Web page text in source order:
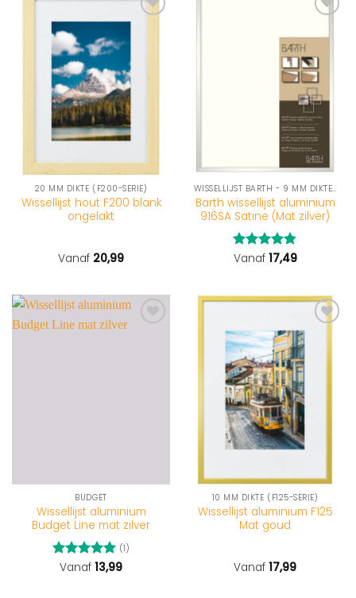
20 MM DIKTE (F200-SERIE)
Wissellijst hout F200 blank
ongelakt
Vanaf 20,99
WISSELLIJST BARTH - 9 MM DIKTE (916-SERIE)
Barth wissellijst aluminium
916SA Satine (Mat zilver)
Gewaardeerd
Vanaf 17,49
BUDGET
Wissellijst aluminium
Budget Line mat zilver
Gewaardeerd
(1)
Vanaf 13,99
10 MM DIKTE (F125-SERIE)
Wissellijst aluminium F125
Mat goud
Vanaf 17,99